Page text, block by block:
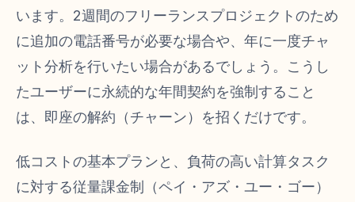
います。2週間のフリーランスプロジェクトのため
に追加の電話番号が必要な場合や、年に一度チャ
ット分析を行いたい場合があるでしょう。こうし
たユーザーに永続的な年間契約を強制すること
は、即座の解約（チャーン）を招くだけです。
低コストの基本プランと、負荷の高い計算タスク
に対する従量課金制（ペイ・アズ・ユー・ゴー）